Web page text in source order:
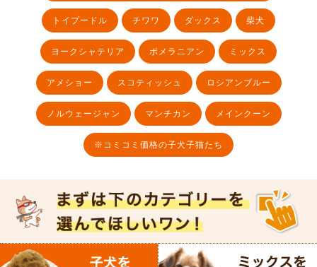
トイプードル チワワ ダックス 柴犬
ヨークシャテリア ポメラニアン ミックス
アメショー スコティッシュ ロシアンブルー
ノルウェージャン マンチカン メインクーン
※コミコミ価格の子犬子猫たち